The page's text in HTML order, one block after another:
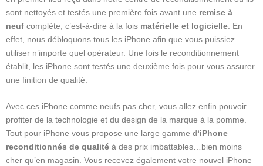
sont nettoyés et testés une première fois avant une remise à
neuf complète, c’est-à-dire à la fois matérielle et logicielle . En
effet, nous débloquons tous les iPhone afin que vous puissiez
utiliser n’importe quel opérateur. Une fois le reconditionnement
établit, les iPhone sont testés une deuxième fois pour vous assurer
une finition de qualité.
Avec ces iPhone comme neufs pas cher, vous allez enfin pouvoir
profiter de la technologie et du design de la marque à la pomme.
Tout pour iPhone vous propose une large gamme d‘iPhone
reconditionnés de qualité à des prix imbattables…bien moins
cher qu’en magasin. Vous recevez également votre nouvel iPhone